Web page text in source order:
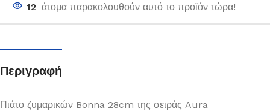
12 άτομα παρακολουθούν αυτό το προϊόν τώρα!
Περιγραφή
Πιάτο ζυμαρικών Bonna 28cm της σειράς Aura